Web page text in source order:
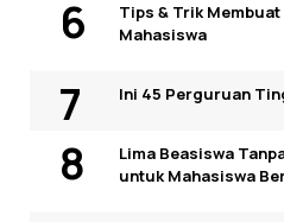
Tips & Trik
Mahasiswa
Ini 45 Perguruan
Lima Beasiswa
untuk Mahasiswa